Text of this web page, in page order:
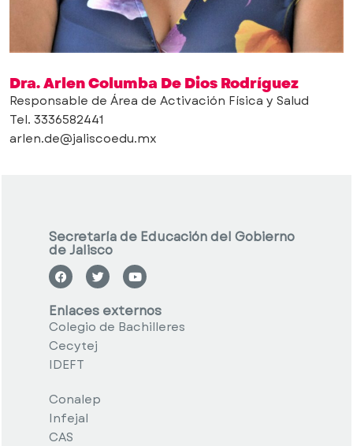
Dra. Arlen Columba De Dios Rodríguez
Responsable de Área de Activación Física y Salud
Tel. 3336582441
arlen.de@jaliscoedu.mx
Secretaría de Educación del Gobierno
de Jalisco
Enlaces externos
Colegio de Bachilleres
Cecytej
IDEFT
Conalep
Infejal
CAS